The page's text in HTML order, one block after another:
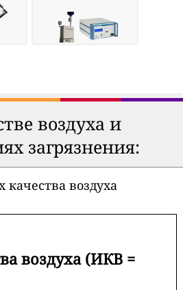
воздуха и
загрязнения:
качества воздуха
воздуха (ИКВ =